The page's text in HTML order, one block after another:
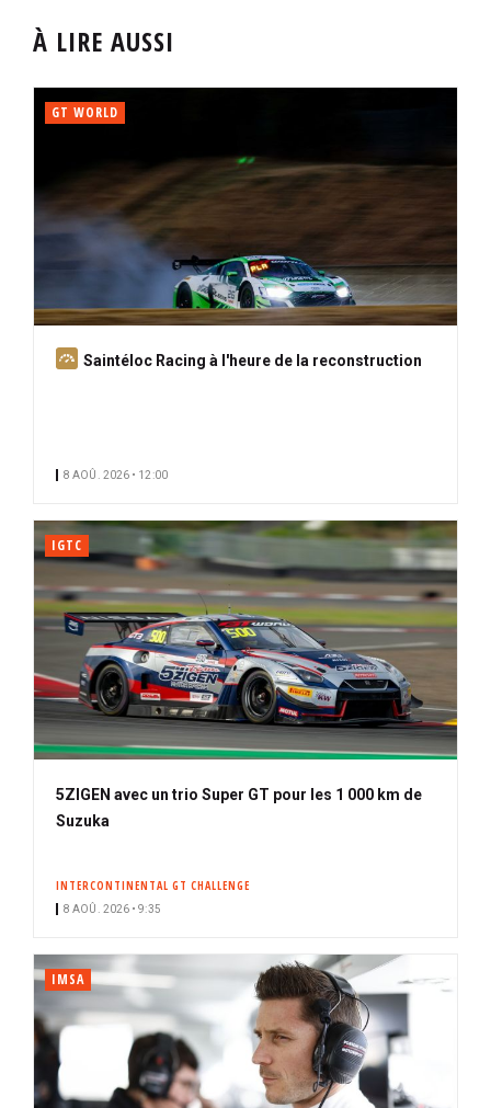
À LIRE AUSSI
GT WORLD
A
Saintéloc Racing à l'heure de la reconstruction
8 AOÛ. 2026 • 12:00
IGTC
5ZIGEN avec un trio Super GT pour les 1 000 km de
Suzuka
INTERCONTINENTAL GT CHALLENGE
8 AOÛ. 2026 • 9:35
IMSA